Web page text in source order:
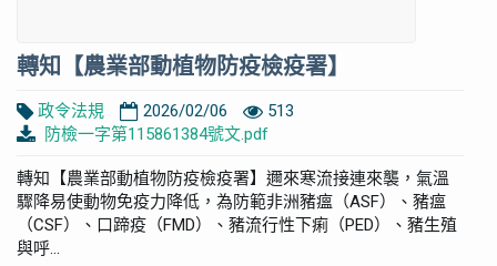
轉知【農業部動植物防疫檢疫署】
政令法規 2026/02/06
513
防檢一字第115861384號文.pdf
轉知【農業部動植物防疫檢疫署】邇來寒流接連來襲，氣溫
驟降易使動物免疫力降低，為防範非洲豬瘟（ASF）、豬瘟
（CSF）、口蹄疫（FMD）、豬流行性下痢（PED）、豬生殖
與呼...